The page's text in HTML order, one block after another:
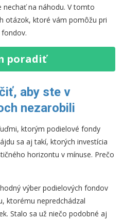
na náhodu. V tomto
otázok, ktoré vám pomôžu pri
poradiť
aby ste v
nezarobili
ktorým podielové fondy
sa aj takí, ktorých investícia
horizontu v mínuse. Prečo
výber podielových fondov
ktorému nepredchádzal
Stalo sa už niečo podobné aj